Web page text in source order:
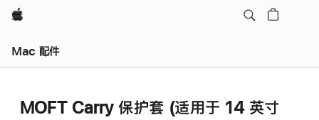
Apple
Mac 配件
MOFT Carry 保护套 (适用于 14 英寸